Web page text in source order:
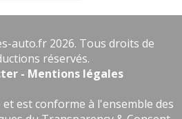
auto.fr 2026. Tous droits de
réservés.
- Mentions légales
est conforme à l'ensemble des